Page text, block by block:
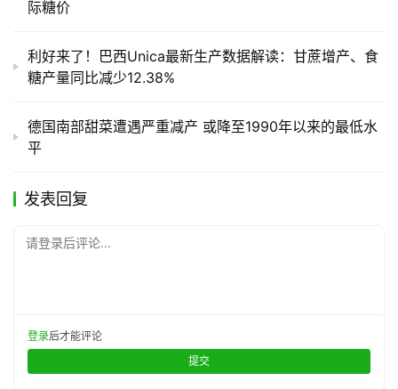
际糖价
利好来了！巴西Unica最新生产数据解读：甘蔗增产、食
糖产量同比减少12.38%
德国南部甜菜遭遇严重减产 或降至1990年以来的最低水
平
发表回复
请登录后评论...
登录后才能评论
提交